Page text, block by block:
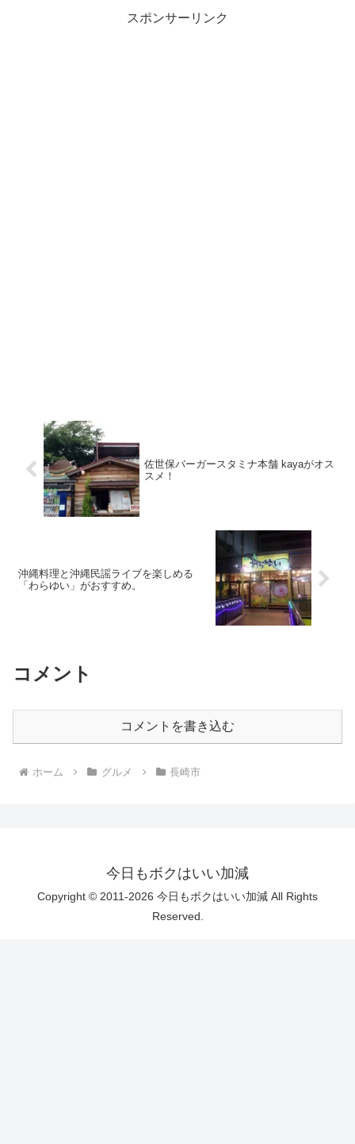
スポンサーリンク
佐世保バーガースタミナ本舗 kayaがオス
スメ！
沖縄料理と沖縄民謡ライブを楽しめる
「わらゆい」がおすすめ。
コメント
コメントを書き込む
ホーム グルメ 長崎市
今日もボクはいい加減
Copyright © 2011-2026 今日もボクはいい加減 All Rights
Reserved.